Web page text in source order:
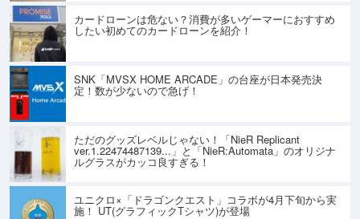
カードローンは危ない？消費が多いゲーマーにおすすめ
したい初めてのカードローンを紹介！
SNK「MVSX HOME ARCADE」の台座が日本発売決
定！数が少ないので急げ！
ただのグッズレベルじゃない！「NieR Replicant
ver.1.22474487139...」と「NieR:Automata」のオリジナ
ルグラスがカッコ良すぎる！
ユニクロ×「ドラゴンクエスト」コラボが4月下旬から実
施！ UT(グラフィックTシャツ)が登場